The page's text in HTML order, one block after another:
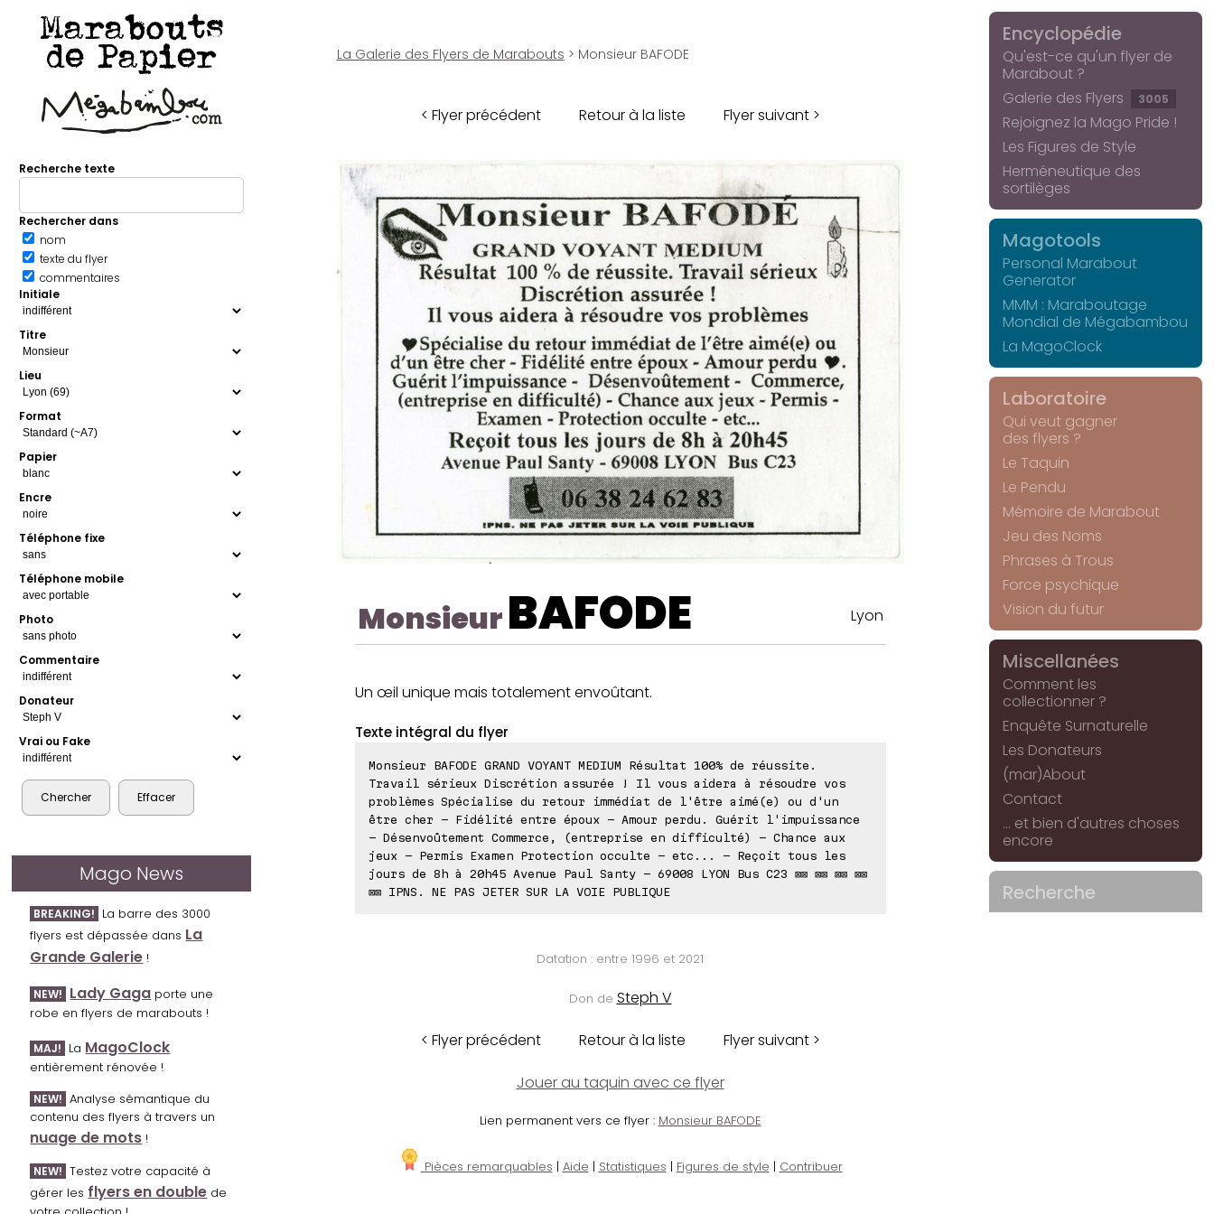
Marabouts
de Papier
Recherche texte
Rechercher dans
nom
texte du flyer
commentaires
Initiale
Titre
Lieu
Format
Papier
Encre
Téléphone fixe
Téléphone mobile
Photo
Commentaire
Donateur
Vrai ou Fake
Mago News
BREAKING! La barre des 3000
flyers est dépassée dans La
Grande Galerie !
NEW! Lady Gaga porte une
robe en flyers de marabouts !
MAJ! La MagoClock
entièrement rénovée !
NEW! Analyse sémantique du
contenu des flyers à travers un
nuage de mots !
NEW! Testez votre capacité à
gérer les flyers en double de
La Galerie des Flyers de Marabouts > Monsieur BAFODE
< Flyer précédent Retour à la liste Flyer suivant >
MonsieurBAFODE Lyon
Un œil unique mais totalement envoûtant.
Texte intégral du flyer
Monsieur BAFODE GRAND VOYANT MEDIUM Résultat 100% de réussite.
Travail sérieux Discrétion assurée ! Il vous aidera à résoudre vos
problèmes Spécialise du retour immédiat de l'être aimé(e) ou d'un
être cher - Fidélité entre époux - Amour perdu. Guérit l'impuissance
- Désenvoûtement Commerce, (entreprise en difficulté) - Chance aux
jeux - Permis Examen Protection occulte - etc... - Reçoit tous les
jours de 8h à 20h45 Avenue Paul Santy - 69008 LYON Bus C23 ⊠⊠ ⊠⊠ ⊠⊠ ⊠⊠
⊠⊠ IPNS. NE PAS JETER SUR LA VOIE PUBLIQUE
Datation : entre 1996 et 2021
Don de Steph V
< Flyer précédent Retour à la liste Flyer suivant >
Jouer au taquin avec ce flyer
Lien permanent vers ce flyer : Monsieur BAFODE
Pièces remarquables | Aide | Statistiques | Figures de style | Contribuer
Encyclopédie
Qu'est-ce qu'un flyer de
Marabout ?
Galerie des Flyers
3005
Rejoignez la Mago Pride !
Les Figures de Style
Herméneutique des
sortilèges
Magotools
Personal Marabout
Generator
MMM : Maraboutage
Mondial de Mégabambou
La MagoClock
Laboratoire
Qui veut gagner
des flyers ?
Le Taquin
Le Pendu
Mémoire de Marabout
Jeu des Noms
Phrases à Trous
Force psychique
Vision du futur
Miscellanées
Comment les
collectionner ?
Enquête Surnaturelle
Les Donateurs
(mar)About
Contact
... et bien d'autres choses
encore
Recherche